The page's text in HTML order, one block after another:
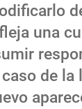
una
caso de